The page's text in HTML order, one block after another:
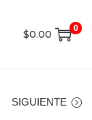
$0.00
0
SIGUIENTE